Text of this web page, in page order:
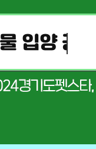
입양 공